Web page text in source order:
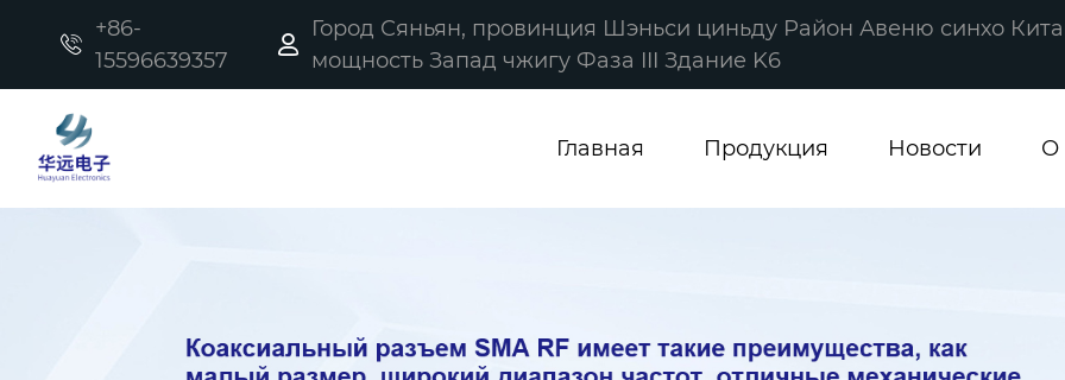

+86-
15596639357

Город Сяньян, провинция Шэньси циньду Район Авеню синхо
мощность Запад чжигу Фаза III Здание K6
Главная Продукция Новости О